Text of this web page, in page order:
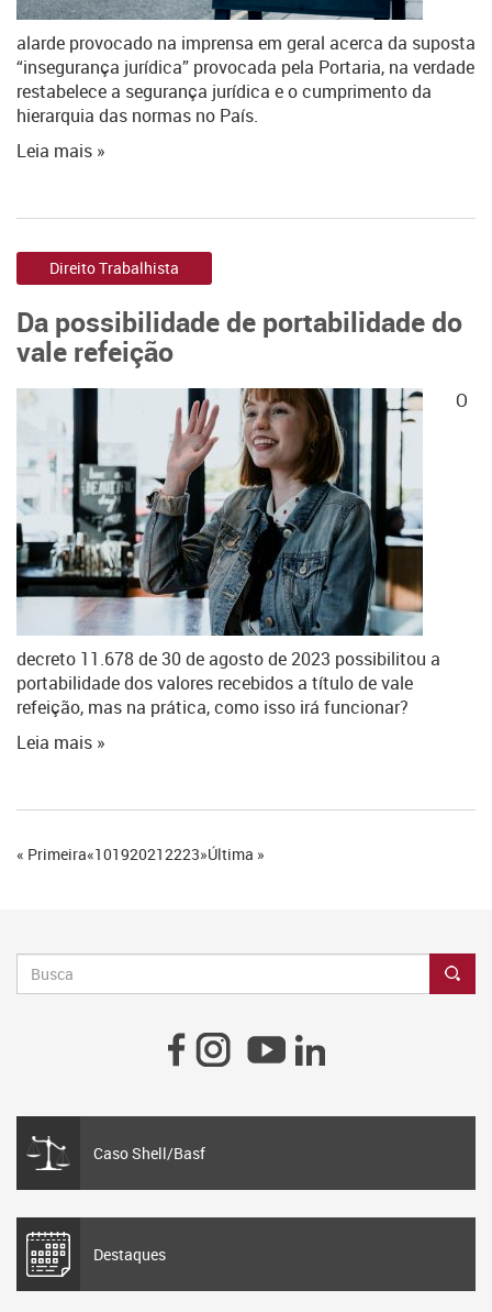
alarde provocado na imprensa em geral acerca da suposta
“insegurança jurídica” provocada pela Portaria, na verdade
restabelece a segurança jurídica e o cumprimento da
hierarquia das normas no País.
Leia mais »
Direito Trabalhista
Da possibilidade de portabilidade do
vale refeição
O
decreto 11.678 de 30 de agosto de 2023 possibilitou a
portabilidade dos valores recebidos a título de vale
refeição, mas na prática, como isso irá funcionar?
Leia mais »
« Primeira«101920212223»Última »
Caso Shell/Basf
Destaques